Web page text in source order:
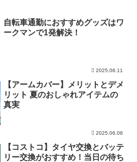
自転車通勤におすすめグッズはワ
ークマンで1発解決！
2025.06.11
【アームカバー】メリットとデメ
リット 夏のおしゃれアイテムの
真実
2025.06.06
【コストコ】タイヤ交換とバッテ
リー交換がおすすめ！当日の待ち